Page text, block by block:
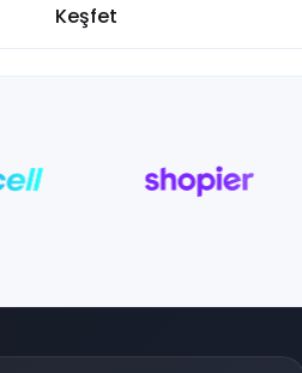
Keşfet